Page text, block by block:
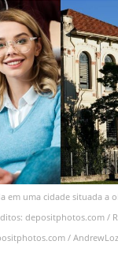
em uma cidade situada a
depositphotos.com /
/